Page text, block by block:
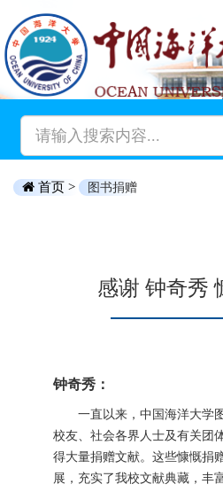
首页 > 图书捐赠
感谢 钟奇秀
钟奇秀：
一直以来，中国海洋大学
校友、社会各界人士及有关团
得大量捐赠文献。这些慷慨捐
展，充实了我校文献典藏，丰